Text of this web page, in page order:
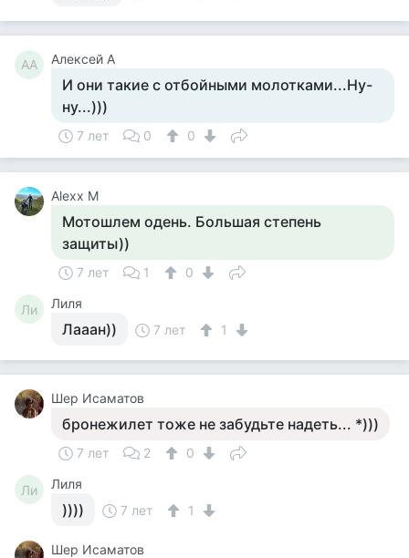
АА Алексей А
И они такие с отбойными молотками...Ну-
ну...)))
7 лет 0 0
Alexx M
Мотошлем одень. Большая степень
защиты))
7 лет 1 0
Ли Лиля
Лааан)) 7 лет 1
Шер Исаматов
бронежилет тоже не забудьте надеть... *)))
7 лет 2 0
Ли Лиля
)))) 7 лет 1
Шер Исаматов